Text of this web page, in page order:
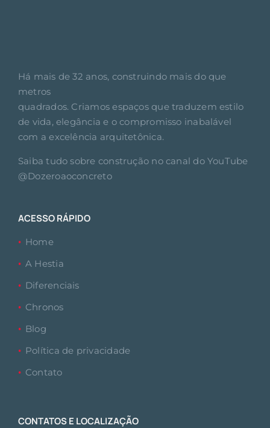
Há mais de 32 anos, construindo mais do que
metros
quadrados. Criamos espaços que traduzem estilo
de vida, elegância e o compromisso inabalável
com a excelência arquitetônica.
Saiba tudo sobre construção no canal do YouTube
@Dozeroaoconcreto
ACESSO RÁPIDO
Home
A Hestia
Diferenciais
Chronos
Blog
Política de privacidade
Contato
CONTATOS E LOCALIZAÇÃO